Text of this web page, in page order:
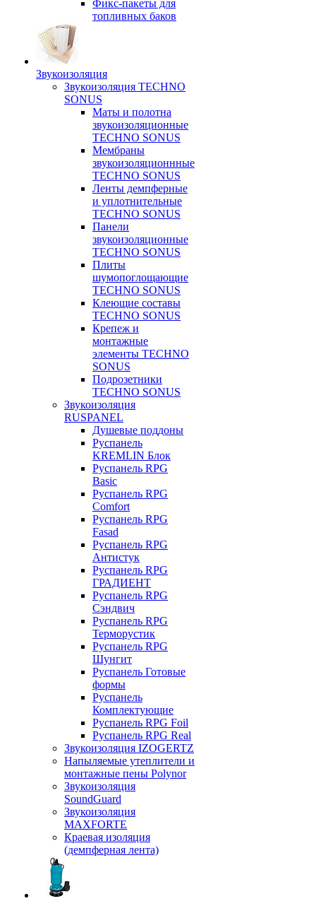
Фикс-пакеты для
топливных баков
Звукоизоляция
Звукоизоляция TECHNO
SONUS
Маты и полотна
звукоизоляционные
TECHNO SONUS
Мембраны
звукоизоляционнные
TECHNO SONUS
Ленты демпферные
и уплотнительные
TECHNO SONUS
Панели
звукоизоляционные
TECHNO SONUS
Плиты
шумопоглощающие
TECHNO SONUS
Клеющие составы
TECHNO SONUS
Крепеж и
монтажные
элементы TECHNO
SONUS
Подрозетники
TECHNO SONUS
Звукоизоляция
RUSPANEL
Душевые поддоны
Руспанель
KREMLIN Блок
Руспанель RPG
Basic
Руспанель RPG
Comfort
Руспанель RPG
Fasad
Руспанель RPG
Антистук
Руспанель RPG
ГРАДИЕНТ
Руспанель RPG
Сэндвич
Руспанель RPG
Терморустик
Руспанель RPG
Шунгит
Руспанель Готовые
формы
Руспанель
Комплектующие
Руспанель RPG Foil
Руспанель RPG Real
Звукоизоляция IZOGERTZ
Напыляемые утеплители и
монтажные пены Polynor
Звукоизоляция
SoundGuard
Звукоизоляция
MAXFORTE
Краевая изоляция
(демпферная лента)